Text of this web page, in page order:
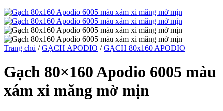
Trang chủ / GẠCH APODIO / GẠCH 80x160 APODIO
Gạch 80×160 Apodio 6005 màu
xám xi măng mờ mịn